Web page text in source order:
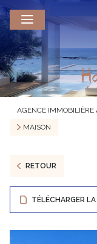
AGENCE IMMOBILIÈRE
MAISON
RETOUR
TÉLÉCHARGER